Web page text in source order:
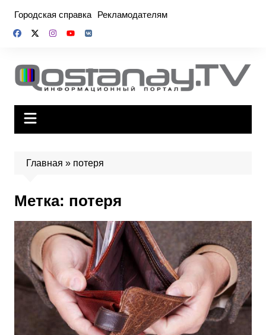
содержимому
Городская справка Рекламодателям
Главная » потеря
Метка: потеря